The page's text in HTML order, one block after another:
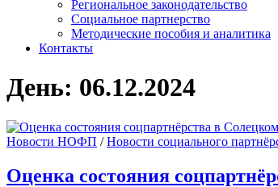
Региональное законодательство
Социальное партнерство
Методические пособия и аналитика
Контакты
День: 06.12.2024
Новости НОФП /Новости социального
Оценка состояния